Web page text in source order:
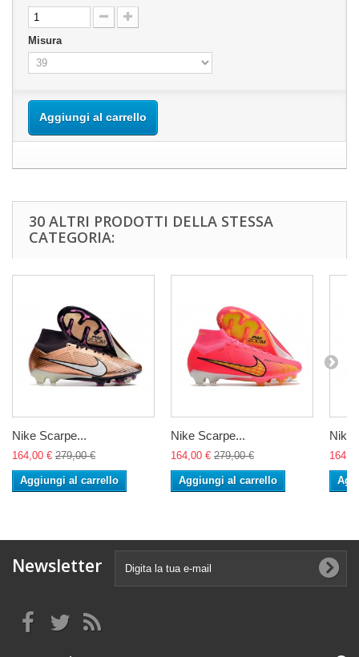
Misura
Aggiungi al carrello
30 ALTRI PRODOTTI DELLA STESSA
CATEGORIA:
Nike Scarpe...
164,00 € 279,00 €
Aggiungi al carrello
Nike Scarpe...
164,00 € 279,00 €
Aggiungi al carrello
Nike
Newsletter